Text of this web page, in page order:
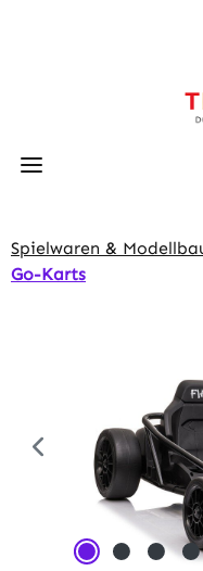
Spielwaren &
Go-Karts